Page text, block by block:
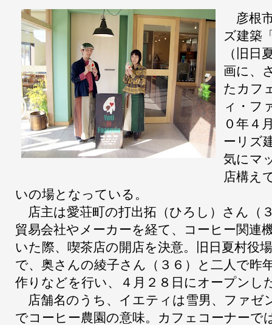
彦根
ズ建築
（旧日
画に、
たカフ
ィ・フ
０年４
ーリズ
気にマ
店構え
いの場となっている。
店主は愛荘町の打出拓（ひろし）さん（
貿易会社やメーカーを経て、コーヒー関連
いた際、喫茶店の開店を決意。旧日夏村役
で、奥さんの綾子さん（３６）と二人で昨
作りなどを行い、４月２８日にオープンし
店舗名のうち、イエティは雪男、ファゼ
でコーヒー農園の意味。カフェコーナーで